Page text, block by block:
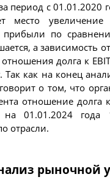
период c 01.01.2020
место увеличение
прибыли по
а зависимость
долга к
Так как на конец
о том, что
отношение долга
на 01.01.2024
отрасли.
рыночной